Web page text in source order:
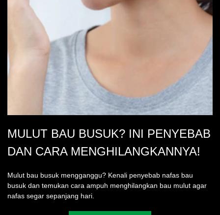
Mulut bau busuk mengganggu? Kenali penyebab nafas bau
busuk dan temukan cara ampuh menghilangkan bau mulut agar
nafas segar sepanjang hari.
MULUT BAU BUSUK? INI PENYEBAB
DAN CARA MENGHILANGKANNYA!